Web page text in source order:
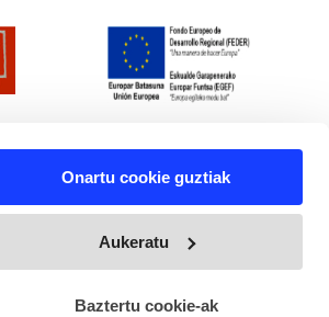
Onartu cookie guztiak
Aukeratu
Baztertu cookie-ak